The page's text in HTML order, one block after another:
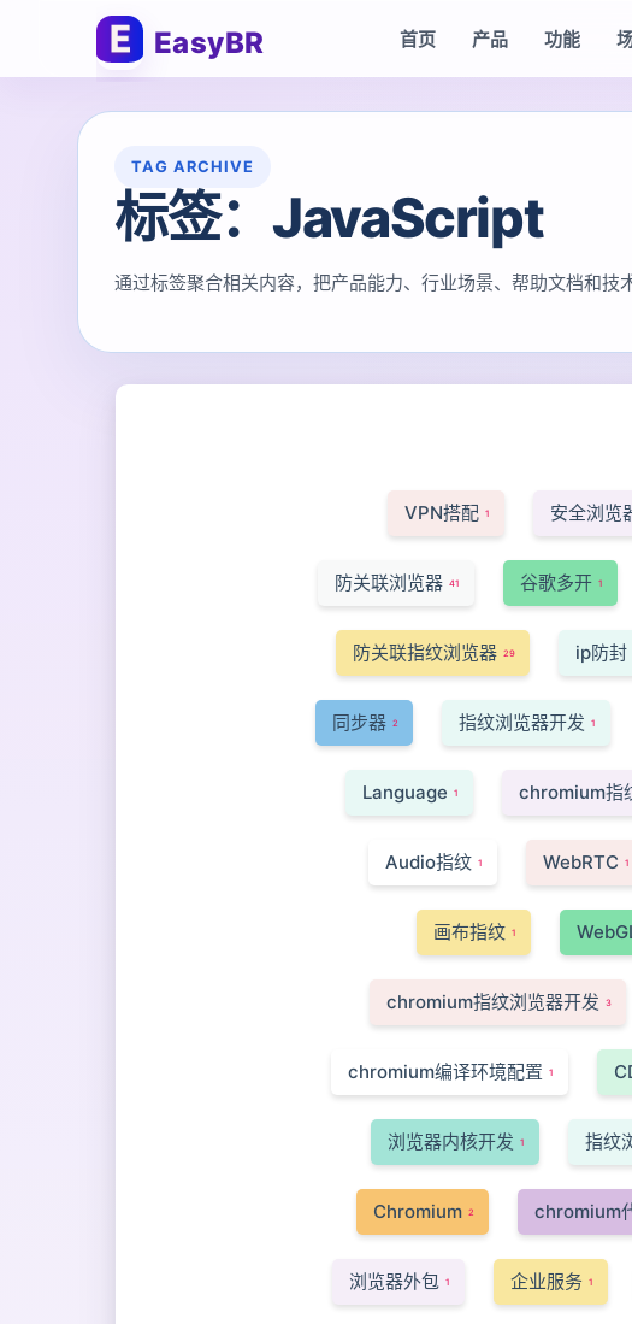
EasyBR 首页 产品 功能
TAG ARCHIVE
标签：JavaScript
通过标签聚合相关内容，把产品能力、行业场景、帮助文档和技
VPN搭配 1 安全浏览
防关联浏览器 41 谷歌多开 1
防关联指纹浏览器 29 ip防封
同步器 2 指纹浏览器开发 1
Language 1 chromium指
Audio指纹 1 WebRTC 1
画布指纹 1
chromium指纹浏览器开发 3
chromium编译环境配置 1
浏览器内核开发 1 指纹
Chromium 2 chromium
浏览器外包 1 企业服务 1